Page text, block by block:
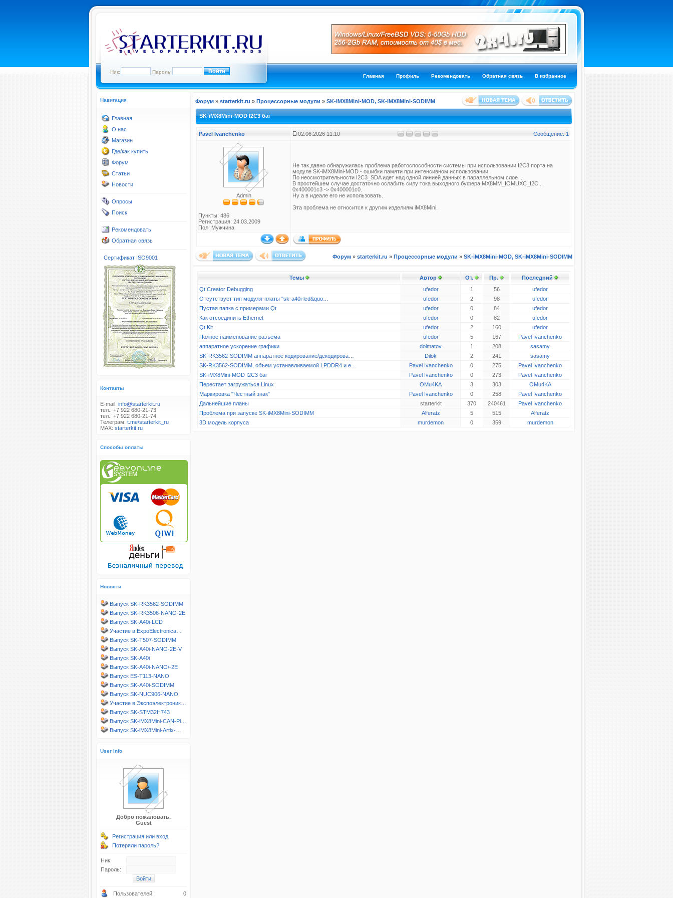
Ник: Пароль:
Главная Профиль Рекомендовать Обратная связь В избранное
Навигация
Главная
О нас
Магазин
Где/как купить
Форум
Статьи
Новости
Опросы
Поиск
Рекомендовать
Обратная связь
Сертификат ISO9001
Контакты
E-mail: info@starterkit.ru
тел.: +7 922 680-21-73
тел.: +7 922 680-21-74
Телеграм: t.me/starterkit_ru
MAX: starterkit.ru
Способы оплаты
Новости
Выпуск SK-RK3562-SODIMM
Выпуск SK-RK3506-NANO-2E
Выпуск SK-A40i-LCD
Участие в ExpoElectronica…
Выпуск SK-T507-SODIMM
Выпуск SK-A40i-NANO-2E-V
Выпуск SK-A40i
Выпуск SK-A40i-NANO/-2E
Выпуск ES-T113-NANO
Выпуск SK-A40i-SODIMM
Выпуск SK-NUC906-NANO
Участие в Экспоэлектроник…
Выпуск SK-STM32H743
Выпуск SK-iMX8Mini-CAN-Pl…
Выпуск SK-iMX8Mini-Artix-…
User Info
Добро пожаловать,
Guest
Регистрация или вход
Потеряли пароль?
Ник:
Пароль:
Пользователей: 0
Форум » starterkit.ru » Процессорные модули » SK-iMX8Mini-MOD, SK-iMX8Mini-SODIMM
SK-iMX8Mini-MOD I2C3 баг
Pavel Ivanchenko 02.06.2026 11:10 Сообщение: 1
Admin
Пункты: 486
Регистрация: 24.03.2009
Пол: Мужчина
Не так давно обнаружилась проблема работоспособности системы при использовании I2C3 порта на
модуле SK-iMX8Mini-MOD - ошибки памяти при интенсивном использовании.
По неосмотрительности I2C3_SDA идет над одной линией данных в параллельном слое ...
В простейшем случае достаточно ослабить силу тока выходного буфера MX8MM_IOMUXC_I2C...
0x400001c3 -> 0x400001c0.
Ну а в идеале его не использовать.
Эта проблема не относится к другим изделиям iMX8Mini.
Форум » starterkit.ru » Процессорные модули » SK-iMX8Mini-MOD, SK-iMX8Mini-SODIMM
Темы Автор От. Пр.
Последний
Qt Creator Debugging
ufedor 1 56
ufedor
Отсутствует тип модуля-платы "sk-a40i-lcd&quo…
ufedor 2 98
ufedor
Пустая папка с примерами Qt
ufedor 0 84
ufedor
Как отсоединить Ethernet
ufedor 0 82
ufedor
Qt Kit
ufedor 2 160
ufedor
Полное наименование разъёма
ufedor 5 167
Pavel Ivanchenko
аппаратное ускорение графики
dolmatov 1 208
sasamy
SK-RK3562-SODIMM аппаратное кодирование/декодирова…
Dilok 2 241
sasamy
SK-RK3562-SODIMM, объем устанавливаемой LPDDR4 и e…
Pavel Ivanchenko 0 275
Pavel Ivanchenko
SK-iMX8Mini-MOD I2C3 баг
Pavel Ivanchenko 0 273
Pavel Ivanchenko
Перестает загружаться Linux
OMu4KA 3 303
OMu4KA
Маркировка "Честный знак"
Pavel Ivanchenko 0 258
Pavel Ivanchenko
Дальнейшие планы
starterkit 370 240461
Pavel Ivanchenko
Проблема при запуске SK-iMX8Mini-SODIMM
Alferatz 5 515
Alferatz
3D модель корпуса
murdemon 0 359 murdemon